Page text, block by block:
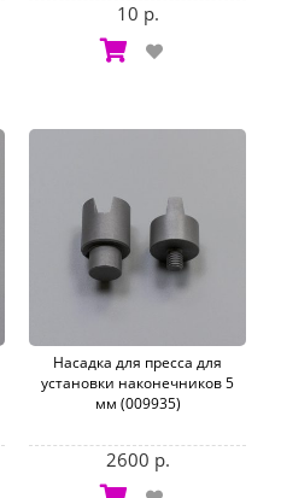
10 р.
Насадка для пресса для
установки наконечников 5
мм (009935)
2600 р.